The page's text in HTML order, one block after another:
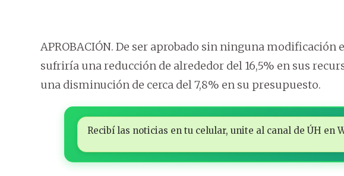
APROBACIÓN. De ser aprobado sin ninguna modificación
sufriría una reducción de alrededor del 16,5% en sus
una disminución de cerca del 7,8% en su presupuesto.
Recibí las noticias en tu celular, unite al canal de ÚH en